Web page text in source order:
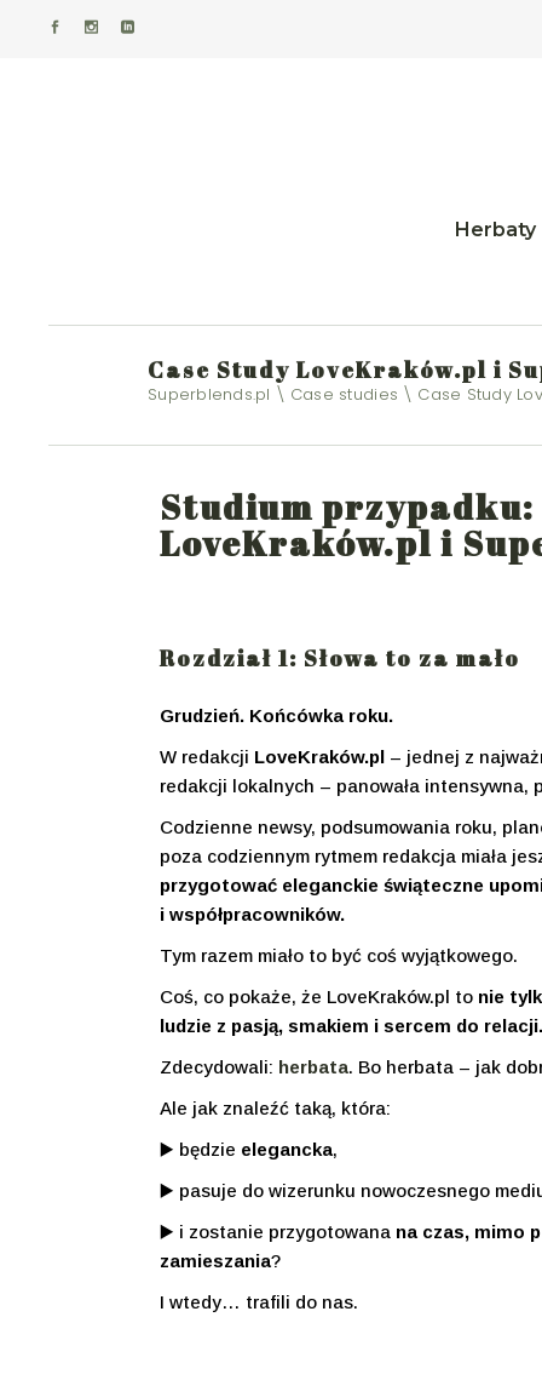
Herbaty
Smakowe
Klasyczne
Czarne
Owocowe
Dodatki
Case Study LoveKraków.pl i
Superblends.pl Case studies Case Study
Studium
LoveKraków.pl i
Rozdział 1: Słowa to za mało
Grudzień. Końcówka roku.
W redakcji LoveKraków.pl – jednej z
redakcji lokalnych – panowała intensywna,
Codzienne newsy, podsumowania roku,
poza codziennym rytmem redakcja miała
przygotować eleganckie świąteczne
i współpracowników.
Tym razem miało to być coś wyjątkowego.
Coś, co pokaże, że LoveKraków.pl to nie
ludzie z pasją, smakiem i sercem do relacji.
Zdecydowali: herbata. Bo herbata – jak
Ale jak znaleźć taką, która:
▶️ będzie elegancka,
▶️ pasuje do wizerunku nowoczesnego
▶️ i zostanie przygotowana na czas, mimo
zamieszania?
I wtedy… trafili do nas.